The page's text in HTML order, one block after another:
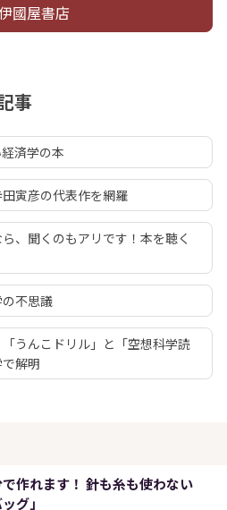
國屋書店
事
済学の本
寅彦の代表作を網羅
、聞くのもアリです！本を聴く
不思議
うんこドリル」と「空想科学読
解明
作れます！ 針も糸も使わない
グ」